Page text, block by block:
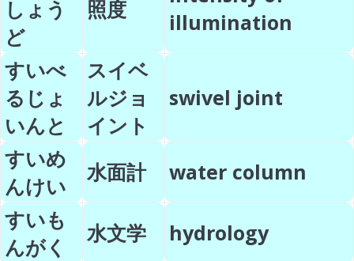
しょう
ど
照度
illumination
すいべ
るじょ
いんと
スイベ
ルジョ
イント
swivel joint
すいめ
んけい
水面計
water column
すいも
んがく
水文学
hydrology